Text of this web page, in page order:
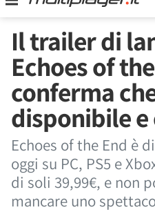
Il trailer di
Echoes of
conferma
disponibile e
Echoes of the End è
oggi su PC, PS5 e
di soli 39,99€, e non
mancare uno